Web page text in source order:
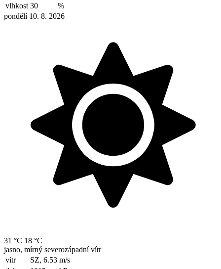
vlhkost 30
%
pondělí 10. 8. 2026
31 °C 18 °C
jasno, mírný severozápadní vítr
vítr
SZ, 6.53 m/s